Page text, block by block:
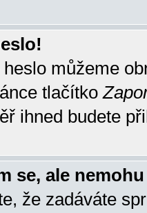
můžeme
tlačítko
ihned budete
se, ale
že zadáváte